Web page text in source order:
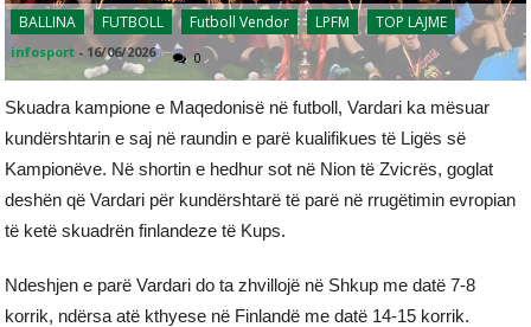
BALLINA FUTBOLL Futboll Vendor LPFM TOP LAJME
infosport - 16/06/2026 0
Skuadra kampione e Maqedonisë në futboll, Vardari ka mësuar
kundërshtarin e saj në raundin e parë kualifikues të Ligës së
Kampionëve. Në shortin e hedhur sot në Nion të Zvicrës, goglat
deshën që Vardari për kundërshtarë të parë në rrugëtimin evropian
të ketë skuadrën finlandeze të Kups.
Ndeshjen e parë Vardari do ta zhvillojë në Shkup me datë 7-8
korrik, ndërsa atë kthyese në Finlandë me datë 14-15 korrik.